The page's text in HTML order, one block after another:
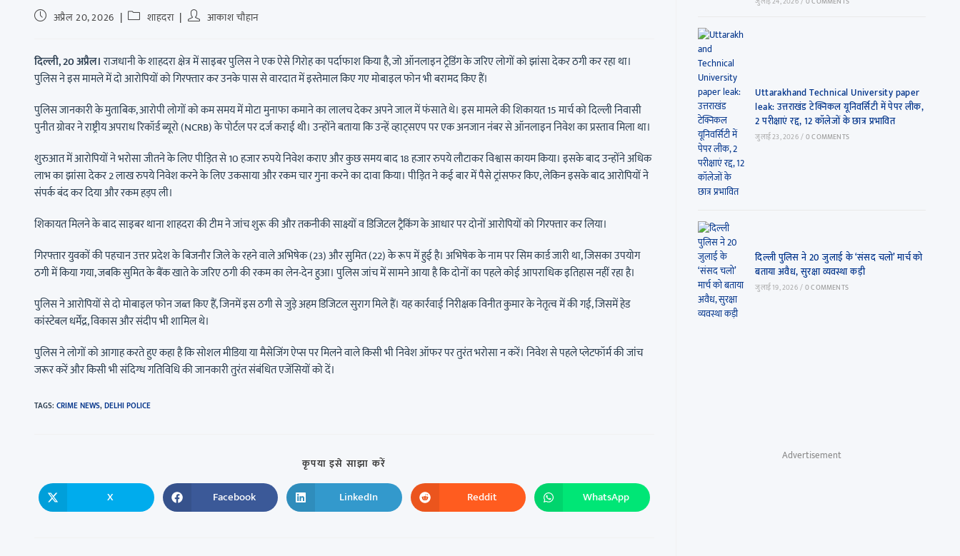
अप्रैल 20, 2026 शाहदरा आकाश चौहान
दिल्ली, 20 अप्रैल।राजधानी के शाहदरा क्षेत्र में साइबर पुलिस ने एक ऐसे गिरोह का पर्दाफाश किया है, जो ऑनलाइन ट्रेडिंग के जरिए लोगों को झांसा देकर ठगी कर रहा था।
पुलिस ने इस मामले में दो आरोपियों को गिरफ्तार कर उनके पास से वारदात में इस्तेमाल किए गए मोबाइल फोन भी बरामद किए हैं।
पुलिस जानकारी के मुताबिक, आरोपी लोगों को कम समय में मोटा मुनाफा कमाने का लालच देकर अपने जाल में फंसाते थे। इस मामले की शिकायत 15 मार्च को दिल्ली निवासी
पुनीत ग्रोवर ने राष्ट्रीय अपराध रिकॉर्ड ब्यूरो (NCRB) के पोर्टल पर दर्ज कराई थी। उन्होंने बताया कि उन्हें व्हाट्सएप पर एक अनजान नंबर से ऑनलाइन निवेश का प्रस्ताव मिला था।
शुरुआत में आरोपियों ने भरोसा जीतने के लिए पीड़ित से 10 हजार रुपये निवेश कराए और कुछ समय बाद 18 हजार रुपये लौटाकर विश्वास कायम किया। इसके बाद उन्होंने अधिक
लाभ का झांसा देकर 2 लाख रुपये निवेश करने के लिए उकसाया और रकम चार गुना करने का दावा किया। पीड़ित ने कई बार में पैसे ट्रांसफर किए, लेकिन इसके बाद आरोपियों ने
संपर्क बंद कर दिया और रकम हड़प ली।
शिकायत मिलने के बाद साइबर थाना शाहदरा की टीम ने जांच शुरू की और तकनीकी साक्ष्यों व डिजिटल ट्रैकिंग के आधार पर दोनों आरोपियों को गिरफ्तार कर लिया।
गिरफ्तार युवकों की पहचान उत्तर प्रदेश के बिजनौर जिले के रहने वाले अभिषेक (23) और सुमित (22) के रूप में हुई है। अभिषेक के नाम पर सिम कार्ड जारी था, जिसका उपयोग
ठगी में किया गया, जबकि सुमित के बैंक खाते के जरिए ठगी की रकम का लेन-देन हुआ। पुलिस जांच में सामने आया है कि दोनों का पहले कोई आपराधिक इतिहास नहीं रहा है।
पुलिस ने आरोपियों से दो मोबाइल फोन जब्त किए हैं, जिनमें इस ठगी से जुड़े अहम डिजिटल सुराग मिले हैं। यह कार्रवाई निरीक्षक विनीत कुमार के नेतृत्व में की गई, जिसमें हेड
कांस्टेबल धर्मेंद्र, विकास और संदीप भी शामिल थे।
पुलिस ने लोगों को आगाह करते हुए कहा है कि सोशल मीडिया या मैसेजिंग ऐप्स पर मिलने वाले किसी भी निवेश ऑफर पर तुरंत भरोसा न करें। निवेश से पहले प्लेटफॉर्म की जांच
जरूर करें और किसी भी संदिग्ध गतिविधि की जानकारी तुरंत संबंधित एजेंसियों को दें।
TAGS: CRIME NEWS,DELHI POLICE
कृपया इसे साझा करें
X Facebook LinkedIn Reddit WhatsApp
Uttarakhand Technical University paper
leak: उत्तराखंड टेक्निकल यूनिवर्सिटी में पेपर लीक,
2 परीक्षाएं रद्द, 12 कॉलेजों के छात्र प्रभावित
जुलाई 23, 2026 /0 COMMENTS
दिल्ली पुलिस ने 20 जुलाई के ‘संसद चलो’ मार्च को
बताया अवैध, सुरक्षा व्यवस्था कड़ी
जुलाई 19, 2026 /0 COMMENTS
Advertisement